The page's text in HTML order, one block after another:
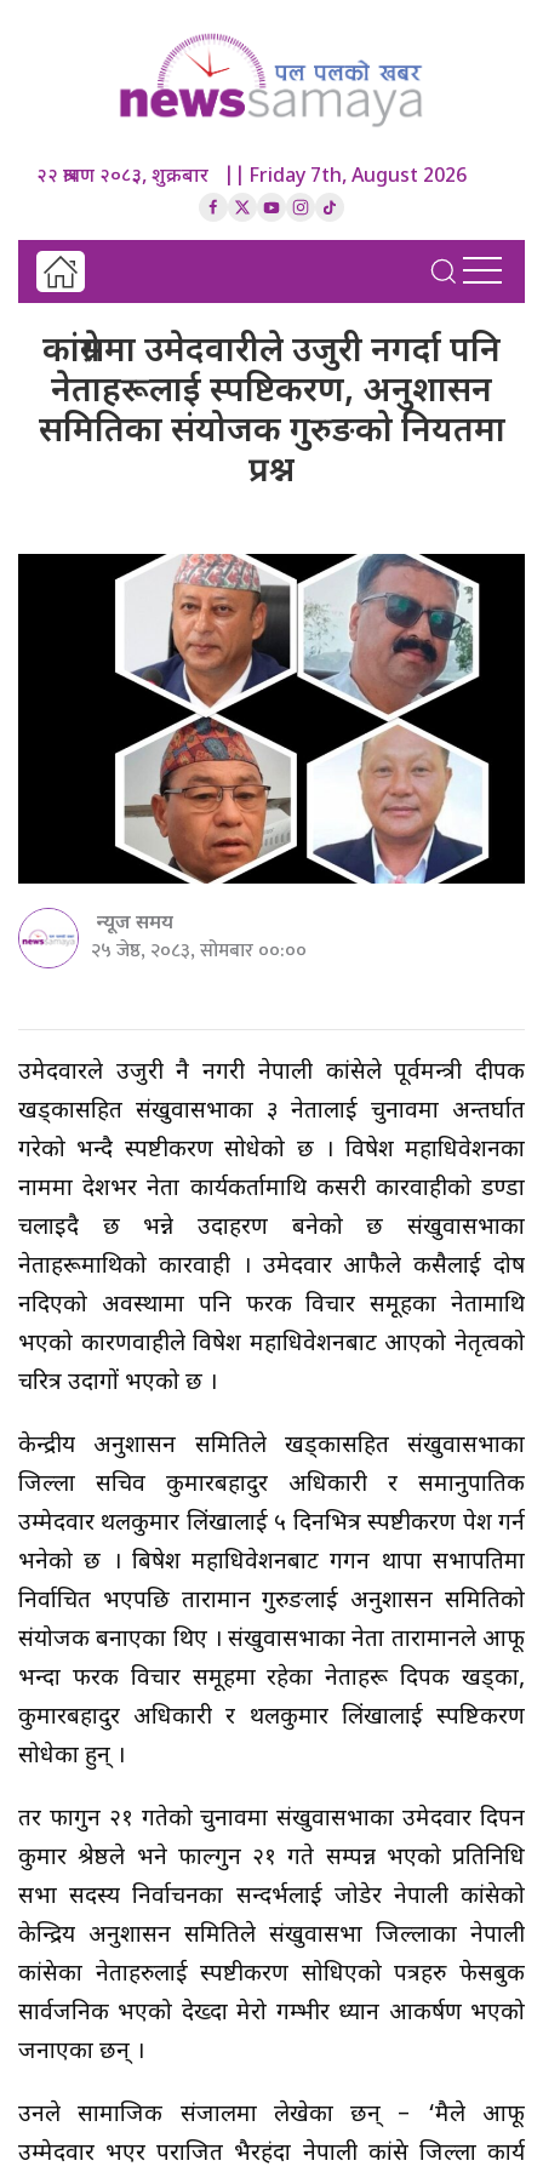
२२ श्रावण २०८३, शुक्रबार || Friday 7th, August 2026
कांग्रेसमा उमेदवारीले उजुरी नगर्दा पनि
नेताहरूलाई स्पष्टिकरण, अनुशासन
समितिका संयोजक गुरुङको नियतमा
प्रश्न
न्यूज समय
२५ जेष्ठ, २०८३, सोमबार ००:००
उमेदवारले उजुरी नै नगरी नेपाली कांग्रेसले पूर्वमन्त्री दीपक
खड्कासहित संखुवासभाका ३ नेतालाई चुनावमा अन्तर्घात
गरेको भन्दै स्पष्टीकरण सोधेको छ । विषेश महाधिवेशनका
नाममा देशभर नेता कार्यकर्तामाथि कसरी कारवाहीको डण्डा
चलाइदै छ भन्ने उदाहरण बनेको छ संखुवासभाका
नेताहरूमाथिको कारवाही । उमेदवार आफैले कसैलाई दोष
नदिएको अवस्थामा पनि फरक विचार समूहका नेतामाथि
भएको कारणवाहीले विषेश महाधिवेशनबाट आएको नेतृत्वको
चरित्र उदागों भएको छ ।
केन्द्रीय अनुशासन समितिले खड्कासहित संखुवासभाका
जिल्ला सचिव कुमारबहादुर अधिकारी र समानुपातिक
उम्मेदवार थलकुमार लिंखालाई ५ दिनभित्र स्पष्टीकरण पेश गर्न
भनेको छ । बिषेश महाधिवेशनबाट गगन थापा सभापतिमा
निर्वाचित भएपछि तारामान गुरुङलाई अनुशासन समितिको
संयोजक बनाएका थिए । संखुवासभाका नेता तारामानले आफू
भन्दा फरक विचार समूहमा रहेका नेताहरू दिपक खड्का,
कुमारबहादुर अधिकारी र थलकुमार लिंखालाई स्पष्टिकरण
सोधेका हुन् ।
तर फागुन २१ गतेको चुनावमा संखुवासभाका उमेदवार दिपन
कुमार श्रेष्ठले भने फाल्गुन २१ गते सम्पन्न भएको प्रतिनिधि
सभा सदस्य निर्वाचनका सन्दर्भलाई जोडेर नेपाली कांग्रेसको
केन्द्रिय अनुशासन समितिले संखुवासभा जिल्लाका नेपाली
कांग्रेसका नेताहरुलाई स्पष्टीकरण सोधिएको पत्रहरु फेसबुक
सार्वजनिक भएको देख्दा मेरो गम्भीर ध्यान आकर्षण भएको
जनाएका छन् ।
उनले सामाजिक संजालमा लेखेका छन् – ‘मैले आफू
उम्मेदवार भएर पराजित भैरहंदा नेपाली कांग्रेस जिल्ला कार्य